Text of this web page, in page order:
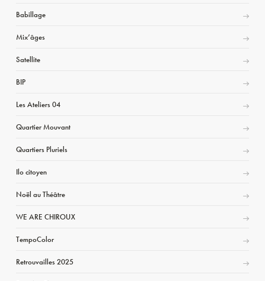
Babillage
Mix’âges
Satellite
BIP
Les Ateliers 04
Quartier Mouvant
Quartiers Pluriels
Ilo citoyen
Noël au Théâtre
WE ARE CHIROUX
TempoColor
Retrouvailles 2025